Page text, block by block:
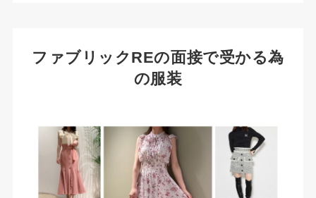
ファブリックREの面接で受かる為
の服装